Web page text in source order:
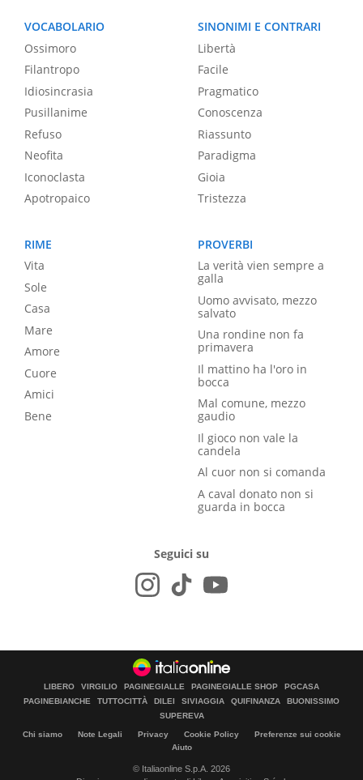
VOCABOLARIO
Ossimoro
Filantropo
Idiosincrasia
Pusillanime
Refuso
Neofita
Iconoclasta
Apotropaico
SINONIMI E CONTRARI
Libertà
Facile
Pragmatico
Conoscenza
Riassunto
Paradigma
Gioia
Tristezza
RIME
Vita
Sole
Casa
Mare
Amore
Cuore
Amici
Bene
PROVERBI
La verità vien sempre a
galla
Uomo avvisato, mezzo
salvato
Una rondine non fa
primavera
Il mattino ha l'oro in
bocca
Mal comune, mezzo
gaudio
Il gioco non vale la
candela
Al cuor non si comanda
A caval donato non si
guarda in bocca
Seguici su
LIBERO VIRGILIO PAGINEGIALLE PAGINEGIALLE SHOP
PGCASA
PAGINEBIANCHE
TUTTOCITTÀ DILEI SIVIAGGIA QUIFINANZA
BUONISSIMO
SUPEREVA
Chi siamo Note Legali Privacy Cookie Policy
Preferenze sui cookie
Aiuto
© Italiaonline S.p.A. 2026